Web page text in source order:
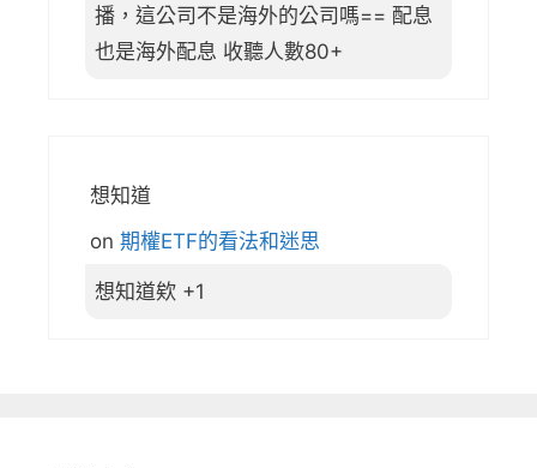
播，這公司不是海外的公司嗎== 配息
也是海外配息 收聽人數80+
想知道
on 期權ETF的看法和迷思
想知道欸 +1